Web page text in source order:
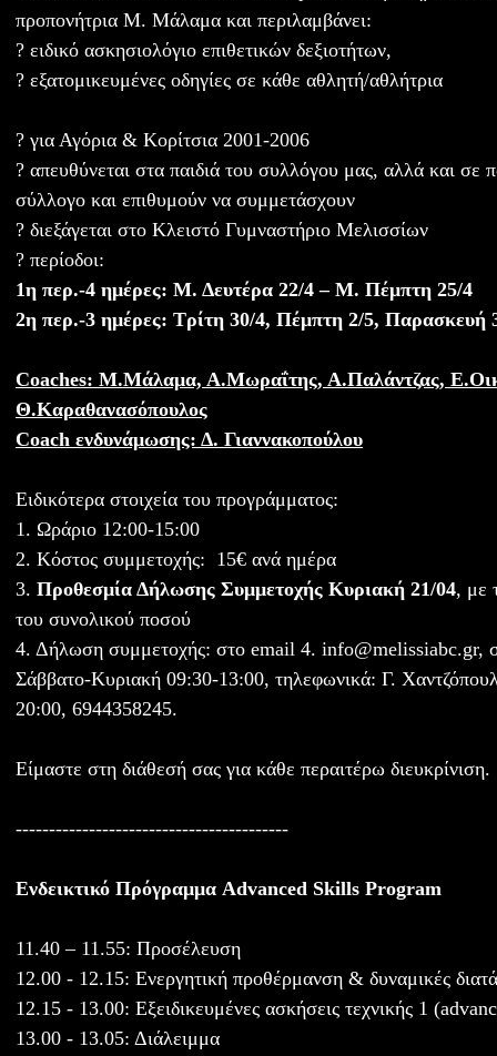
προπονήτρια Μ. Μάλαμα και περιλαμβάνει:
? ειδικό ασκησιολόγιο επιθετικών δεξιοτήτων,
? εξατομικευμένες οδηγίες σε κάθε αθλητή/αθλήτρια
? για Αγόρια & Κορίτσια 2001-2006
? απευθύνεται στα παιδιά του συλλόγου μας, αλλά και σε
σύλλογο και επιθυμούν να συμμετάσχουν
? διεξάγεται στο Κλειστό Γυμναστήριο Μελισσίων
? περίοδοι:
1η περ.-4 ημέρες: Μ. Δευτέρα 22/4 – Μ. Πέμπτη 25/4
2η περ.-3 ημέρες: Τρίτη 30/4, Πέμπτη 2/5, Παρασκευή
Coaches: Μ.Μάλαμα, Α.Μωραΐτης, Α.Παλάντζας,
Θ.Καραθανασόπουλος
Coach ενδυνάμωσης: Δ. Γιαννακοπούλου
Ειδικότερα στοιχεία του προγράμματος:
1. Ωράριο 12:00-15:00
2. Κόστος συμμετοχής: 15€ ανά ημέρα
3. Προθεσμία Δήλωσης Συμμετοχής Κυριακή 21/04, με
του συνολικού ποσού
4. Δήλωση συμμετοχής: στο email 4. info@melissiabc.gr,
Σάββατο-Κυριακή 09:30-13:00, τηλεφωνικά: Γ.
20:00, 6944358245.
Είμαστε στη διάθεσή σας για κάθε περαιτέρω διευκρίνιση.
-----------------------------------------
Ενδεικτικό Πρόγραμμα Advanced Skills Program
11.40 – 11.55: Προσέλευση
12.00 - 12.15: Ενεργητική προθέρμανση & δυναμικές
12.15 - 13.00: Εξειδικευμένες ασκήσεις τεχνικής 1
13.00 - 13.05: Διάλειμμα